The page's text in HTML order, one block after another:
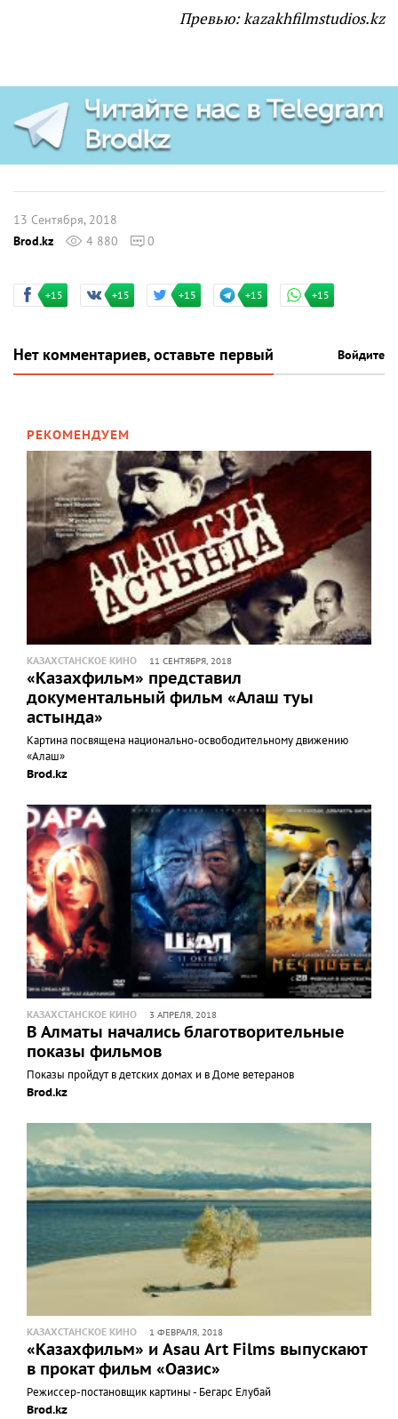
Превью: kazakhfilmstudios.kz
13 Сентября, 2018
Brod.kz
4 880 0
+15 +15 +15 +15 +15
Нет комментариев, оставьте первый Войдите
РЕКОМЕНДУЕМ
КАЗАХСТАНСКОЕ КИНО 11 СЕНТЯБРЯ, 2018
«Казахфильм» представил
документальный фильм «Алаш туы
астында»
Картина посвящена национально-освободительному движению
«Алаш»
Brod.kz
КАЗАХСТАНСКОЕ КИНО 3 АПРЕЛЯ, 2018
В Алматы начались благотворительные
показы фильмов
Показы пройдут в детских домах и в Доме ветеранов
Brod.kz
КАЗАХСТАНСКОЕ КИНО 1 ФЕВРАЛЯ, 2018
«Казахфильм» и Asau Art Films выпускают
в прокат фильм «Оазис»
Режиссер-постановщик картины - Бегарс Елубай
Brod.kz